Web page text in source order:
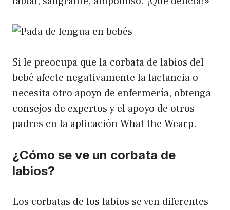
Si le preocupa que la corbata de labios del
bebé afecte negativamente la lactancia o
necesita otro apoyo de enfermería, obtenga
consejos de expertos y el apoyo de otros
padres en la aplicación What the Wearp.
¿Cómo se ve un corbata de
labios?
Los corbatas de los labios se ven diferentes